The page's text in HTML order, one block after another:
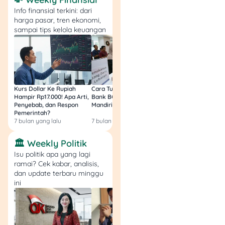
cicilan bulanan 15–20
tahun. Properti jadi
jaminan. Contoh: KPR
Green Financing BRI,
KPR Rumahsaya
BCA, dan KPR BTN
Platinum.
Kredit Kendaraan
Bermotor (KKB): Beli
motor atau mobil,
biasanya ada DP,
kendaraan jadi
jaminan sampai
lunas. Contohnya:
KKB BTN iB Syariah,
KBB Mandiri Auto,
Kredit Multiguna
Fleksibel, bisa untuk
pernikahan, renovasi,
Info finansial terkini: dari
harga pasar, tren ekonomi,
sampai tips kelola keuangan
Kurs Dollar Ke Rupiah
Hampir Rp17.000! Apa Arti,
Penyebab, dan Respon
Pemerintah?
7 bulan yang lalu
Cara Tukar Uang Baru di
Bank BCA (Umum, BNI,
Mandiri, BRI, dan BSI) 2026!
7 bulan yang lalu
🏛️ Weekly Politik
Isu politik apa yang lagi
ramai? Cek kabar, analisis,
dan update terbaru minggu
ini